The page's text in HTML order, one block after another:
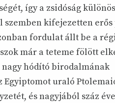
így a zsidóság
szemben kifejezetten
fordulat állt be a
már a teteme fölött
hódító birodalmának
uraló
és nagyjából száz